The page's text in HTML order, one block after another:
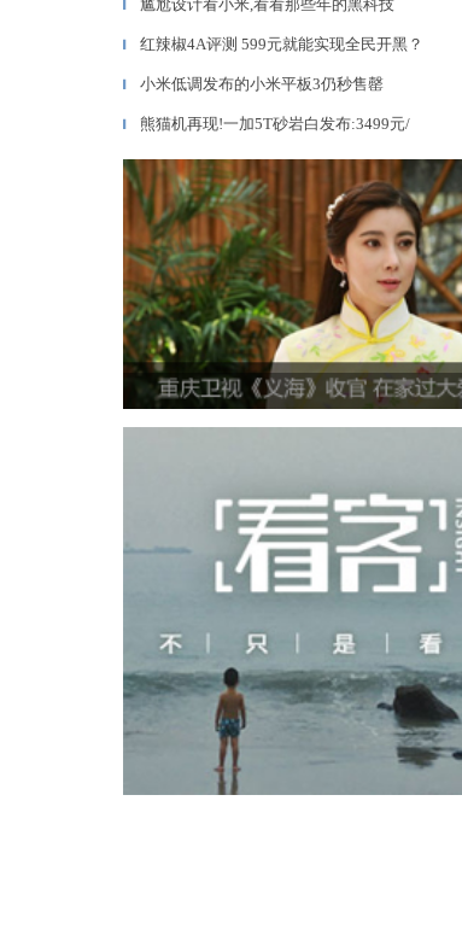
▎ 尴尬设计看小米,看看那些年的黑科技
▎ 红辣椒4A评测 599元就能实现全民开黑？
▎ 小米低调发布的小米平板3仍秒售罄
▎ 熊猫机再现!一加5T砂岩白发布:3499元/